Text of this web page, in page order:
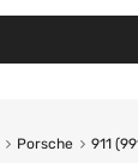
Porsche 911